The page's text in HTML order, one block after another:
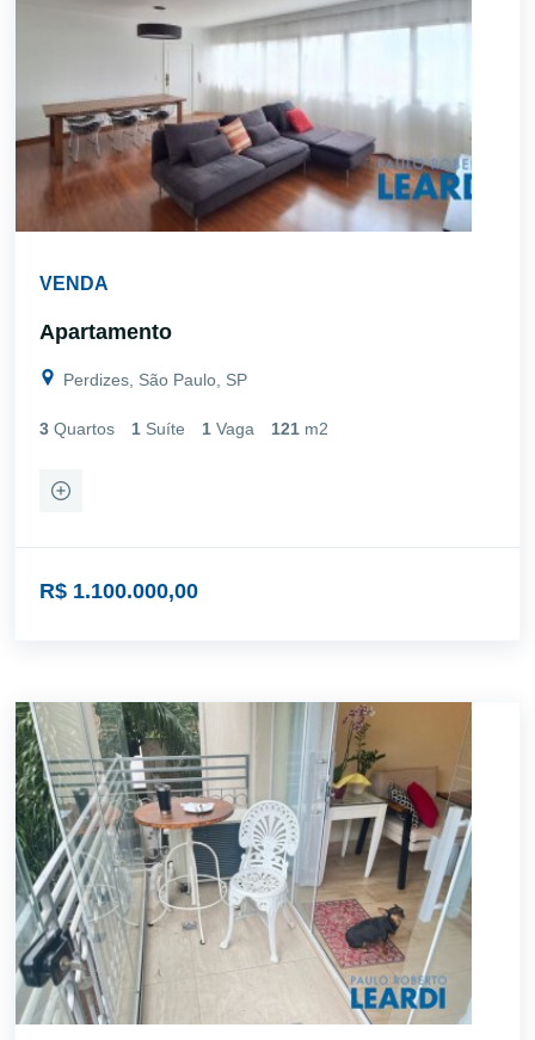
VENDA
Apartamento
Perdizes, São Paulo, SP
3 Quartos 1 Suíte 1 Vaga 121 m2
R$ 1.100.000,00